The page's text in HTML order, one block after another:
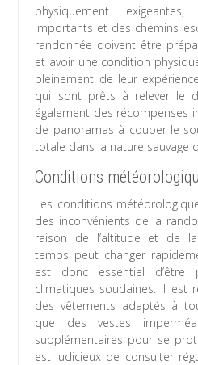
physiquement
importants et des chemins
randonnée doivent être
et avoir une condition
pleinement de leur
qui sont prêts à relever le
également des récompenses
de panoramas à couper le
totale dans la nature sauvage
Conditions
Les conditions
des inconvénients de la
raison de l’altitude et de
temps peut changer
est donc essentiel d’être
climatiques soudaines. Il est
des vêtements adaptés à
que des vestes
supplémentaires pour se
est judicieux de consulter